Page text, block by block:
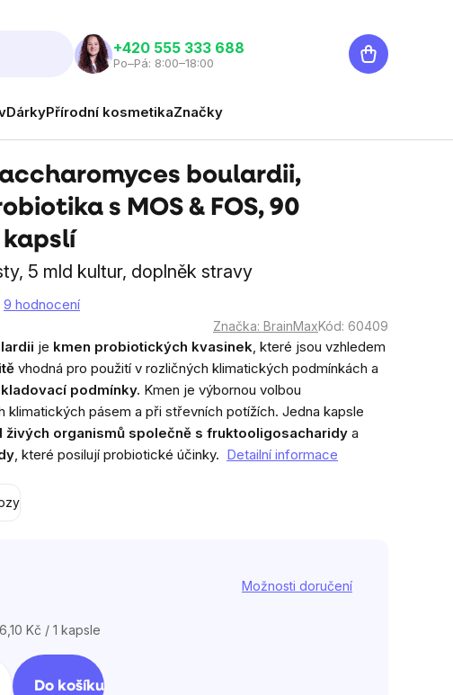
‭+420 555 333 688
Po–Pá: 8:00–18:00
Nákupní
košík
DárkyPřírodní kosmetikaZnačky
boulardii,
s MOS & FOS, 90
5 mld kultur, doplněk stravy
9 hodnocení
Značka: BrainMaxKód: 60409
je kmen probiotických kvasinek, které jsou vzhledem
vhodná pro použití v rozličných klimatických podmínkách a
podmínky. Kmen je výbornou volbou
klimatických pásem a při střevních potížích. Jedna kapsle
živých organismů společně s fruktooligosacharidy a
, které posilují probiotické účinky. Detailní informace
Možnosti doručení
Měrná
cena:
6,10 Kč / 1 kapsle
Do košíku